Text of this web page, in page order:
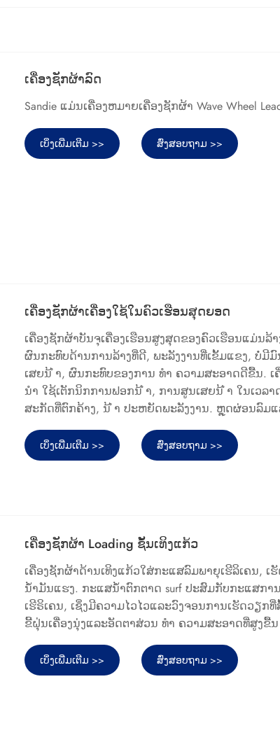
ເຄື່ອງຊັກຜ້າລົດ
Sandie ແມ່ນເຄື່ອງຫມາຍເຄື່ອງຊັກຜ້າ Wave Wheel
ເບິ່ງເພີ່ມເຕີມ >> ສົ່ງສອບຖາມ >>
ເຄື່ອງຊັກຜ້າເຄື່ອງໃຊ້ໃນຄົວເຮືອນສຸດຍອດ
ເຄື່ອງຊັກຜ້າບັນຈຸເຄື່ອງເຮືອນສູງສຸດຂອງຄົວເຮືອນແມ່ນ
ຜົນກະທົບດ້ານການລ້າງທີ່ດີ, ພະລັງງານທີ່ເຂັ້ມແຂງ, ບໍ່ມີ
ເສຍນ້ ຳ, ຜົນກະທົບຂອງການ ທຳ ຄວາມສະອາດດີຂື້ນ. ເ
ນຳ ໃຊ້ເຕັກນິກການຟອກນ້ ຳ, ການສູນເສຍນ້ ຳ ໃນເວລ
ສະກັດທີ່ຕົກຄ້າງ, ນ້ ຳ ປະຫຍັດພະລັງງານ. ຫຼຸດຜ່ອນລົມ
ເບິ່ງເພີ່ມເຕີມ >> ສົ່ງສອບຖາມ >>
ເຄື່ອງຊັກຜ້າ Loading ຊັ້ນເທິງແກ້ວ
ເຄື່ອງຊັກຜ້າດ້ານເທິງແກ້ວໃສ່ກະແສລົມພາຍຸເຮີລິເຄນ,
ນໍ້າມັນແຮງ. ກະແສນໍ້າຕົກຕາດ surf ປະສົມກັບກະແສກ
ເຮີຣິເຄນ, ເຊິ່ງມີຄວາມໄວໄວແລະວົງຈອນການເຮັດວຽ
ຂີ້ຝຸ່ນເຄື່ອງນຸ່ງແລະອັດຕາສ່ວນ ທຳ ຄວາມສະອາດທີ່ສູງຂື້ນ
ເບິ່ງເພີ່ມເຕີມ >> ສົ່ງສອບຖາມ >>